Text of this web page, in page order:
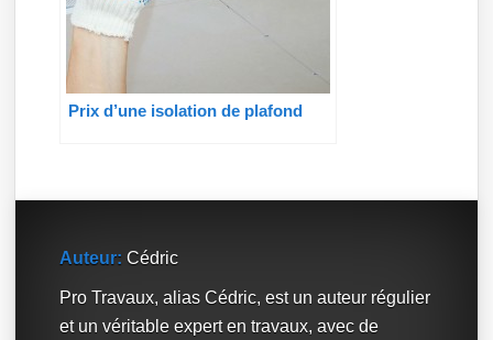
Prix d’une isolation de plafond
Auteur: Cédric
Pro Travaux, alias Cédric, est un auteur régulier
et un véritable expert en travaux, avec de